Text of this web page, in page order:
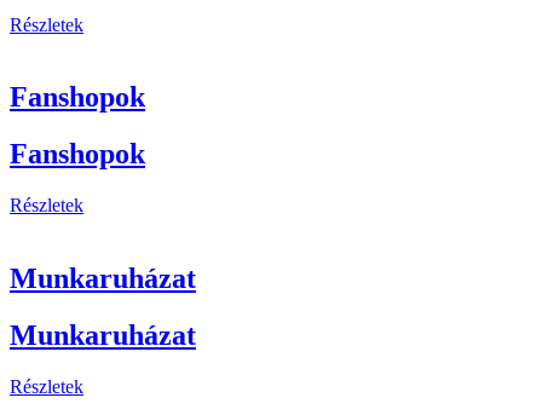
Részletek
Fanshopok
Fanshopok
Részletek
Munkaruházat
Munkaruházat
Részletek